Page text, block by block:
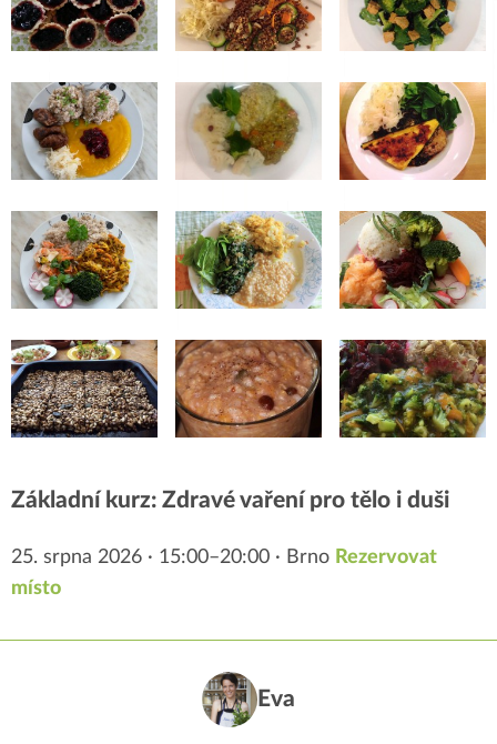
Základní kurz: Zdravé vaření pro tělo i duši
25. srpna 2026 · 15:00–20:00 · Brno Rezervovat
místo
Eva